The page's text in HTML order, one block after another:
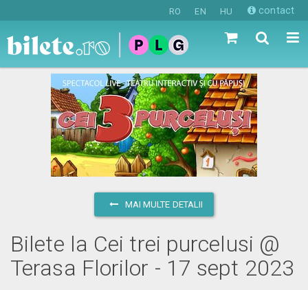
RO EN HU contact
MAI MULTE DETALII
Bilete la Cei trei purcelusi @
Terasa Florilor - 17 sept 2023